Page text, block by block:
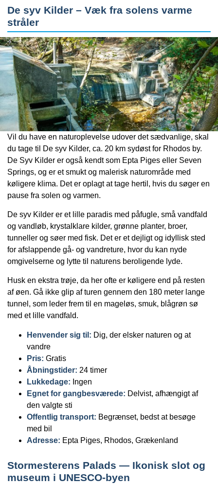
De syv Kilder – Væk fra solens varme
stråler
Vil du have en naturoplevelse udover det sædvanlige, skal
du tage til De syv Kilder, ca. 20 km sydøst for Rhodos by.
De Syv Kilder er også kendt som Epta Piges eller Seven
Springs, og er et smukt og malerisk naturområde med
køligere klima. Det er oplagt at tage hertil, hvis du søger en
pause fra solen og varmen.
De syv Kilder er et lille paradis med påfugle, små vandfald
og vandløb, krystalklare kilder, grønne planter, broer,
tunneller og søer med fisk. Det er et dejligt og idyllisk sted
for afslappende gå- og vandreture, hvor du kan nyde
omgivelserne og lytte til naturens beroligende lyde.
Husk en ekstra trøje, da her ofte er køligere end på resten
af øen. Gå ikke glip af turen gennem den 180 meter lange
tunnel, som leder frem til en mageløs, smuk, blågrøn sø
med et lille vandfald.
Henvender sig til: Dig, der elsker naturen og at
vandre
Pris: Gratis
Åbningstider: 24 timer
Lukkedage: Ingen
Egnet for gangbesværede: Delvist, afhængigt af
den valgte sti
Offentlig transport: Begrænset, bedst at besøge
med bil
Adresse: Epta Piges, Rhodos, Grækenland
Stormesterens Palads — Ikonisk slot og
museum i UNESCO-byen